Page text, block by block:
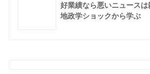
好業績なら悪いニュース
地政学ショックから学ぶ